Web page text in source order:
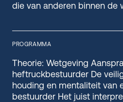
die van anderen binnen de
PROGRAMMA
Theorie: Wetgeving
heftruckbestuurder De
houding en mentaliteit van
bestuurder Het juist